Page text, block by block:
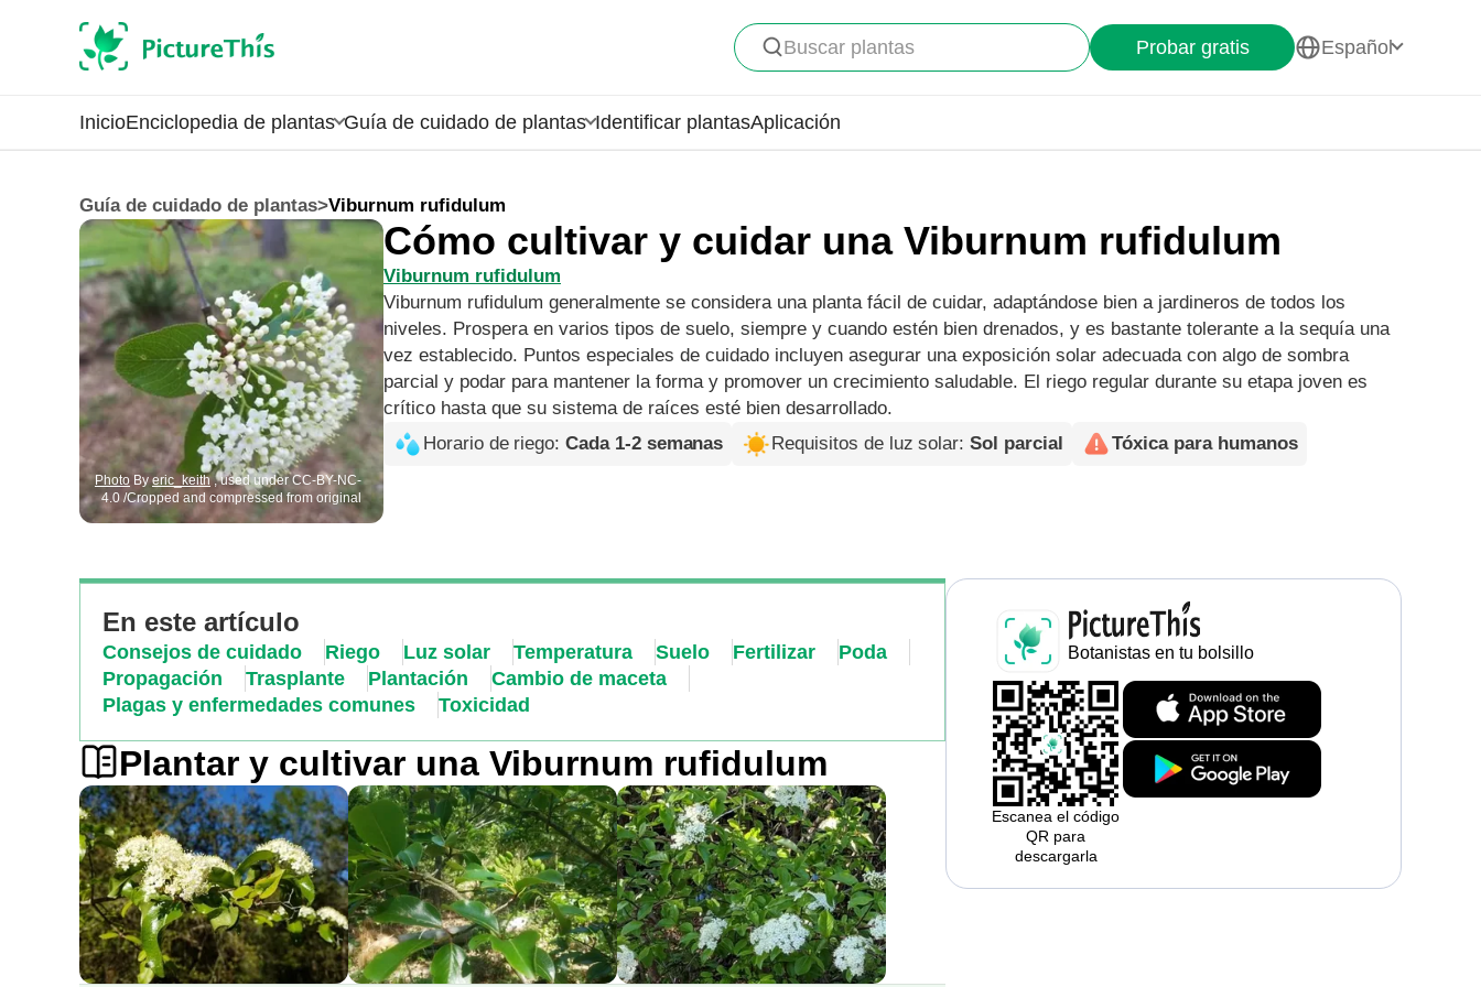
Buscar plantas Probar gratis Español
InicioEnciclopedia de plantas Guía de cuidado de plantas Identificar plantasAplicación
Guía de cuidado de plantas>Viburnum rufidulum
Photo Byeric_keith, used under CC-BY-NC-
4.0 /Cropped and compressed from original
Cómo cultivar y cuidar una Viburnum rufidulum
Viburnum rufidulum
Viburnum rufidulum generalmente se considera una planta fácil de cuidar, adaptándose bien a jardineros de todos los
niveles. Prospera en varios tipos de suelo, siempre y cuando estén bien drenados, y es bastante tolerante a la sequía una
vez establecido. Puntos especiales de cuidado incluyen asegurar una exposición solar adecuada con algo de sombra
parcial y podar para mantener la forma y promover un crecimiento saludable. El riego regular durante su etapa joven es
crítico hasta que su sistema de raíces esté bien desarrollado.
Horario de riego:Cada 1-2 semanas Requisitos de luz solar:Sol parcial Tóxica para humanos
En este artículo
Consejos de cuidado Riego Luz solar Temperatura Suelo Fertilizar
Poda
Propagación
Trasplante Plantación
Cambio de maceta
Plagas y enfermedades comunes
Toxicidad
Plantar y cultivar una Viburnum rufidulum
Botanistas en tu bolsillo
Escanea el código
QR para
descargarla